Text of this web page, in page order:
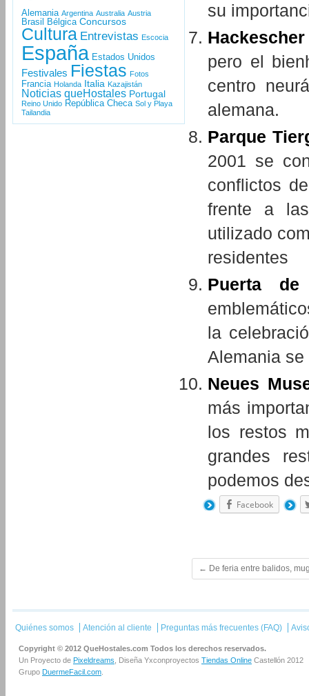
su
pero el
centro
alemana.
Parque
2001 se
conflictos
frente a
utilizado
residentes
Puerta de
la
Alemania
Neues
más
los restos
grandes
podemos
Facebook
← De feria entre balidos,
Alemania Argentina Australia Austria
Brasil Bélgica Concursos
Cultura Entrevistas Escocia
España Estados Unidos
Festivales Fiestas Fotos
Francia Holanda Italia Kazajistán
Noticias queHostales Portugal
Reino Unido República Checa Sol y Playa
Tailandia
Quiénes somos Atención al cliente Preguntas más frecuentes (FAQ)
Copyright © 2012 QueHostales.com Todos los derechos reservados.
Un Proyecto de Pixeldreams , Diseña Yxconproyectos Tiendas Online Castellón 2012
Grupo DuermeFacil.com